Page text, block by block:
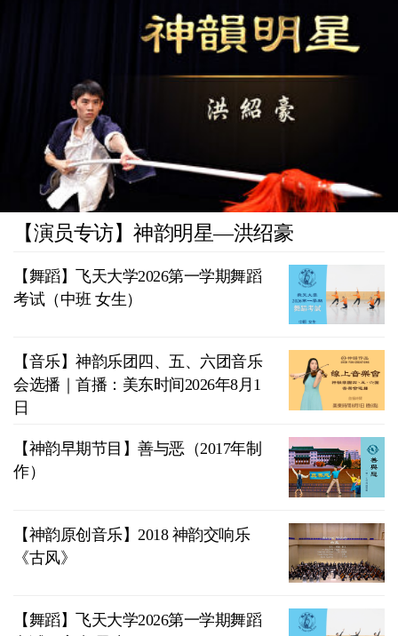
【演员专访】神韵明星—洪绍豪
【舞蹈】飞天大学2026第一学期舞蹈
考试（中班 女生）
【音乐】神韵乐团四、五、六团音乐
会选播｜首播：美东时间2026年8月1
日
【神韵早期节目】善与恶（2017年制
作）
【神韵原创音乐】2018 神韵交响乐
《古风》
【舞蹈】飞天大学2026第一学期舞蹈